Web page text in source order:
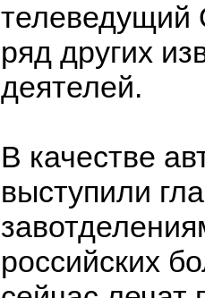
телеведущий
ряд других
деятелей.
В качестве
выступили
российских